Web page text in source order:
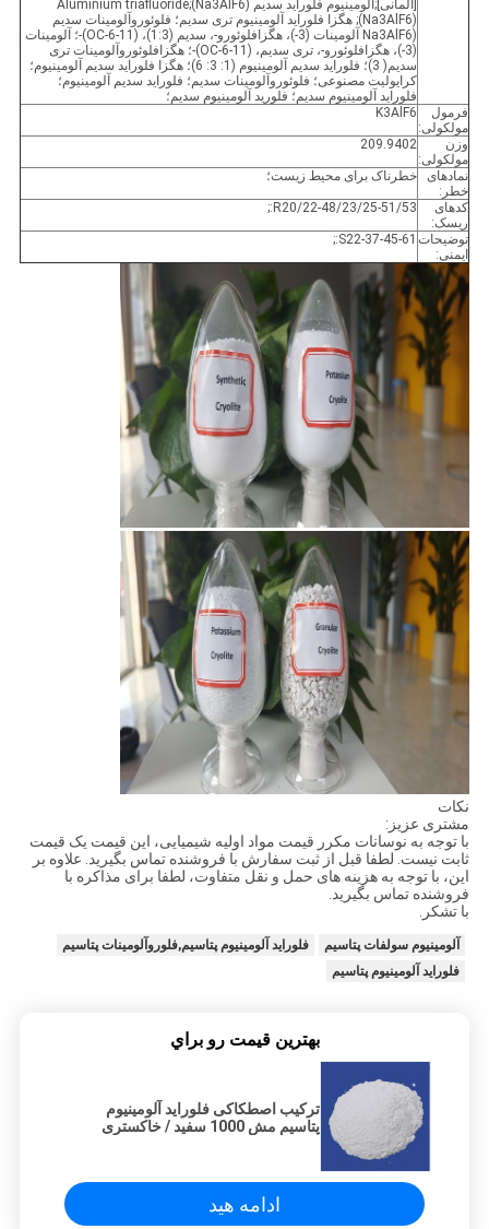
[آلمانی];آلومینیوم فلوراید سدیم (Na3AlF6);Aluminium triafluoride
(Na3AlF6); هگزا فلوراید آلومینیوم تری سدیم؛ فلوئوروآلومینات سدیم
(Na3AlF6 آلومینات (3-)، هگزافلوئورو-، سدیم (1:3)، (OC-6-11)-؛ آلومینات
(3-)، هگزافلوئورو-، تری سدیم، (OC-6-11)-؛ هگزافلوئوروآلومینات تری
سدیم( 3)؛ فلوراید سدیم آلومینیوم (1: 3: 6)؛ هگزا فلوراید سدیم آلومینیوم؛
کرایولیت مصنوعی؛ فلوئوروآلومینات سدیم؛ فلوراید سدیم آلومینیوم؛
فلوراید آلومینیوم سدیم؛ فلورید آلومینیوم سدیم؛
فرمول
مولکولی:
K3AlF6
وزن
مولکولی:
209.9402
نمادهای
خطر:
خطرناک برای محیط زیست؛
کدهای
ریسک:
R20/22-48/23/25-51/53:;
توضیحات
ایمنی:
S22-37-45-61:;
نکات
مشتری عزیز:
با توجه به نوسانات مکرر قیمت مواد اولیه شیمیایی، این قیمت یک قیمت
ثابت نیست. لطفا قبل از ثبت سفارش با فروشنده تماس بگیرید. علاوه بر
این، با توجه به هزینه های حمل و نقل متفاوت، لطفا برای مذاکره با
فروشنده تماس بگیرید.
با تشکر.
آلومینیوم سولفات پتاسیم
فلوراید آلومینیوم پتاسیم,فلوروآلومینات پتاسیم
فلوراید آلومینیوم پتاسیم
بهترين قيمت رو براي
ترکیب اصطکاکی فلوراید آلومینیوم
پتاسیم مش 1000 سفید / خاکستری
ادامه هید